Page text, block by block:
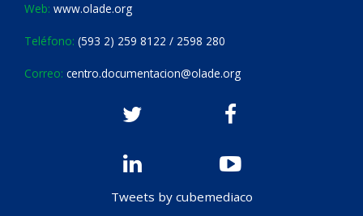
Web: www.olade.org
Teléfono: (593 2) 259 8122 / 2598 280
Correo: centro.documentacion@olade.org
Tweets by cubemediaco